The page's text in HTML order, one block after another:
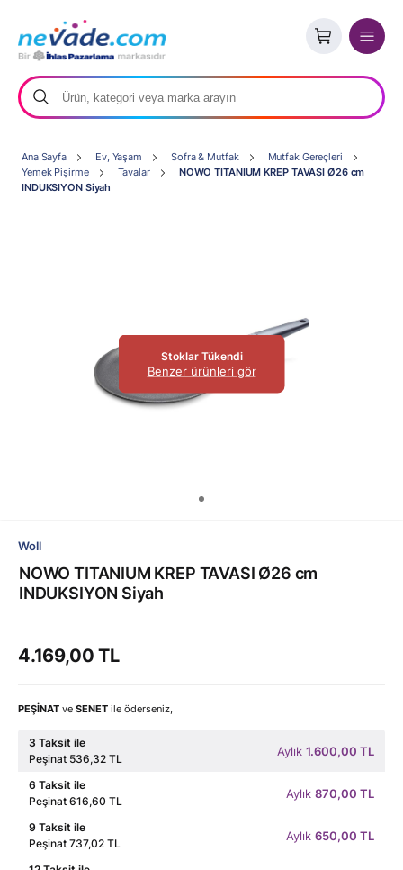
Ana Sayfa Ev, Yaşam Sofra & Mutfak
Mutfak Gereçleri
Yemek Pişirme
Tavalar
NOWO TITANIUM KREP TAVASI Ø26 cm
INDUKSIYON Siyah
Stoklar Tükendi
Benzer ürünleri gör
Woll
NOWO TITANIUM KREP TAVASI Ø26 cm
INDUKSIYON Siyah
4.169,00 TL
PEŞİNAT ve SENET ile öderseniz,
3 Taksit ile
Peşinat 536,32 TL
Aylık 1.600,00 TL
6 Taksit ile
Peşinat 616,60 TL
Aylık 870,00 TL
9 Taksit ile
Peşinat 737,02 TL
Aylık 650,00 TL